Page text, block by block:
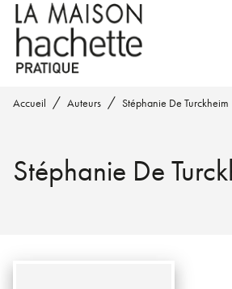
MENU RECHERCHE
PIED DE PAGE
Accueil / Auteurs / Stéphanie De Turckheim
Stéphanie De